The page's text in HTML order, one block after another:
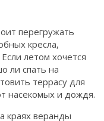
перегружать
кресла,
летом хочется
ли спать на
террасу для
насекомых и дождя.
краях веранды